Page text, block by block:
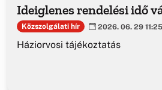
Ideiglenes rendelési idő
Közszolgálati hír 2026. 06. 29 11:25
Háziorvosi tájékoztatás